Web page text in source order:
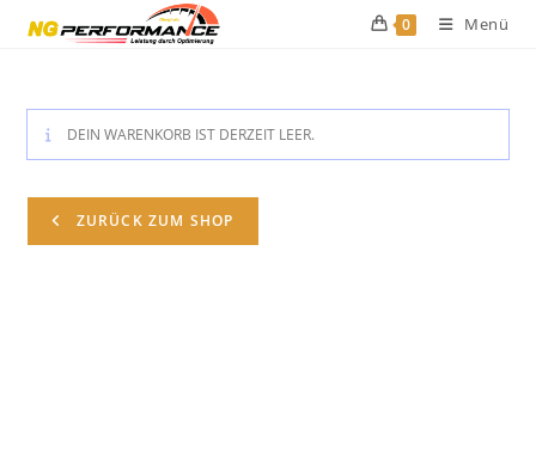
Inhalt
0 Menü
DEIN WARENKORB IST DERZEIT LEER.
ZURÜCK ZUM SHOP